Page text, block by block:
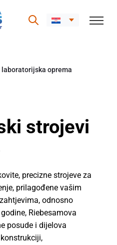
laboratorijska oprema
strojevi
precizne strojeve za
prilagođene vašim
odnosno
Riebesamova
posude i dijelova